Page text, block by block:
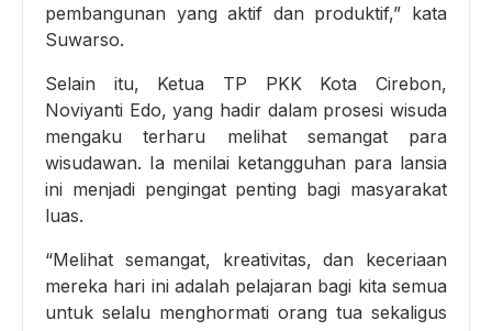
pembangunan yang aktif dan produktif,” kata
Suwarso.
Selain itu, Ketua TP PKK Kota Cirebon,
Noviyanti Edo, yang hadir dalam prosesi wisuda
mengaku terharu melihat semangat para
wisudawan. Ia menilai ketangguhan para lansia
ini menjadi pengingat penting bagi masyarakat
luas.
“Melihat semangat, kreativitas, dan keceriaan
mereka hari ini adalah pelajaran bagi kita semua
untuk selalu menghormati orang tua sekaligus